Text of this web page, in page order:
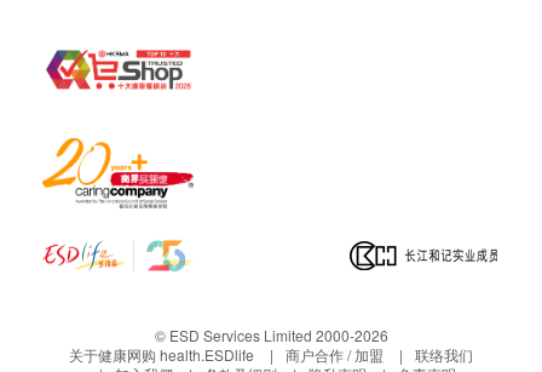
© ESD Services Limited 2000-2026
关于健康网购 health.ESDlife
商户合作 / 加盟
联络我们